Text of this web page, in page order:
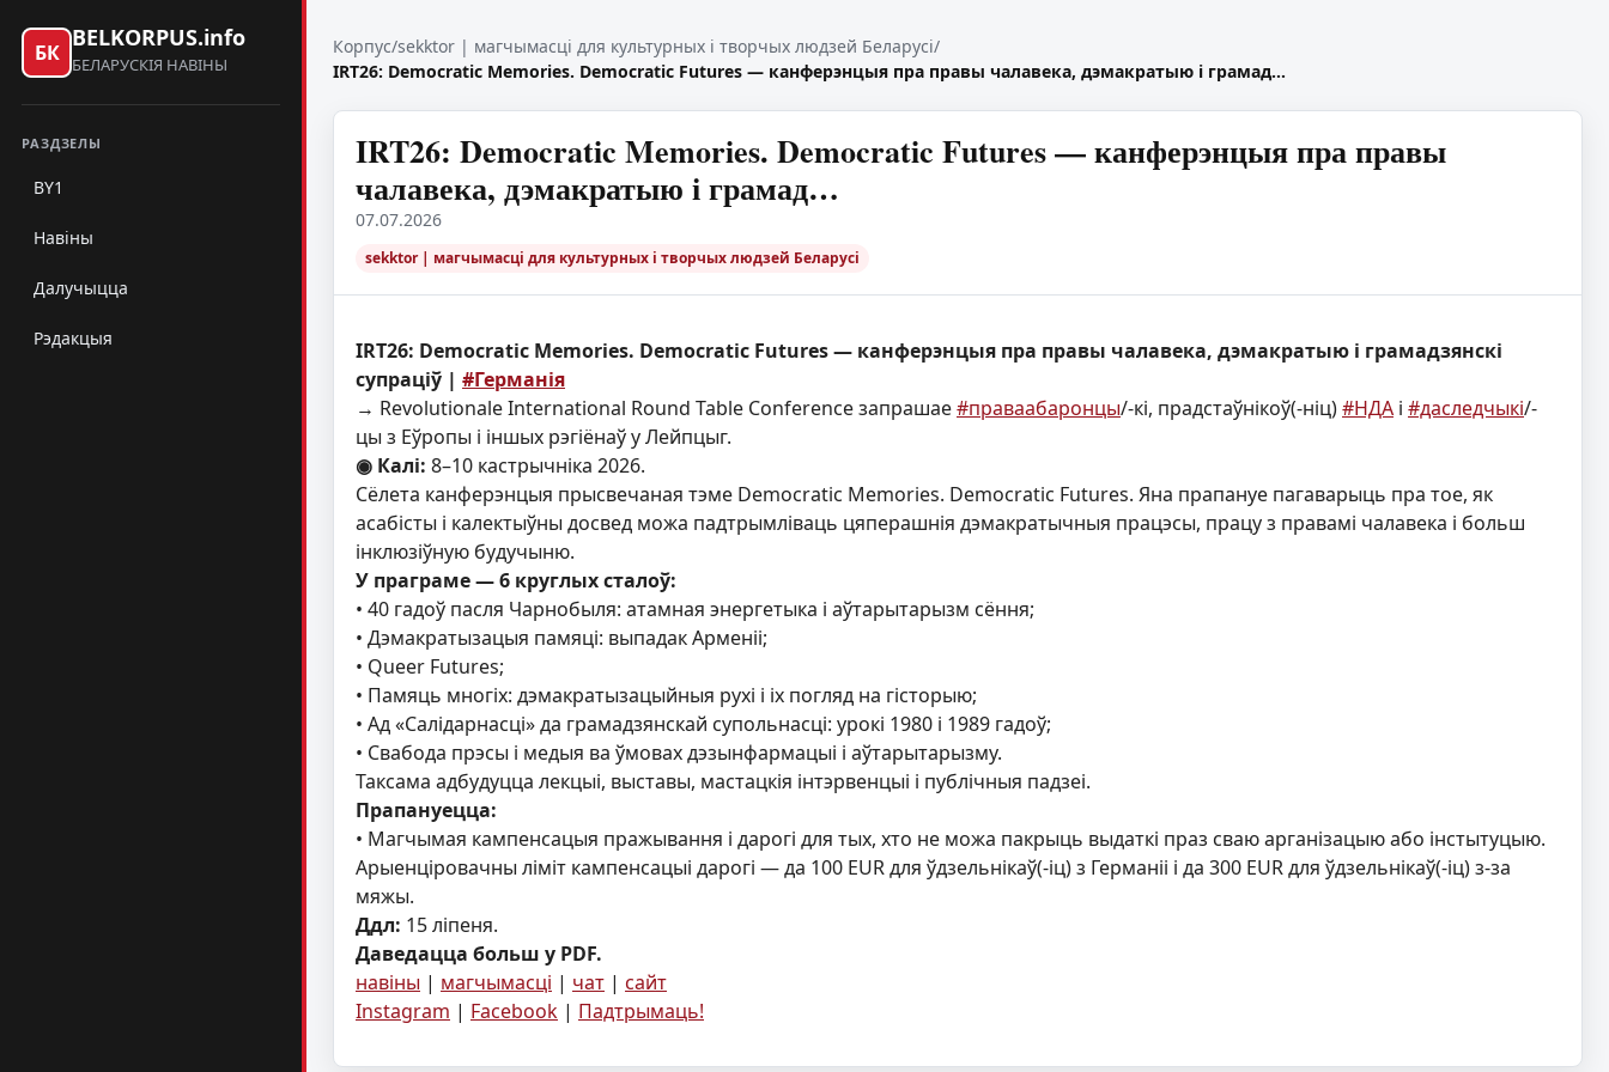
БК
BELKORPUS.info
БЕЛАРУСКІЯ НАВІНЫ
РАЗДЗЕЛЫ
BY1
Навіны
Далучыцца
Рэдакцыя
Корпус/sekktor | магчымасці для культурных і творчых людзей Беларусі/
IRT26: Democratic Memories. Democratic Futures — канферэнцыя пра правы чалавека, дэмакратыю і грамад…
IRT26: Democratic Memories. Democratic Futures — канферэнцыя пра правы
чалавека, дэмакратыю і грамад…
07.07.2026
sekktor | магчымасці для культурных і творчых людзей Беларусі
IRT26: Democratic Memories. Democratic Futures — канферэнцыя пра правы чалавека, дэмакратыю і грамадзянскі
супраціў | #Германія
→ Revolutionale International Round Table Conference запрашае#праваабаронцы/-кі, прадстаўнікоў(-ніц)#НДА і #даследчыкі/-
цы з Еўропы і іншых рэгіёнаў у Лейпцыг.
◉ Калі: 8–10 кастрычніка 2026.
Сёлета канферэнцыя прысвечаная тэме Democratic Memories. Democratic Futures. Яна прапануе пагаварыць пра тое, як
асабісты і калектыўны досвед можа падтрымліваць цяперашнія дэмакратычныя працэсы, працу з правамі чалавека і больш
інклюзіўную будучыню.
У праграме — 6 круглых сталоў:
• 40 гадоў пасля Чарнобыля: атамная энергетыка і аўтарытарызм сёння;
• Дэмакратызацыя памяці: выпадак Арменіі;
• Queer Futures;
• Памяць многіх: дэмакратызацыйныя рухі і іх погляд на гісторыю;
• Ад «Салідарнасці» да грамадзянскай супольнасці: урокі 1980 і 1989 гадоў;
• Свабода прэсы і медыя ва ўмовах дэзынфармацыі і аўтарытарызму.
Таксама адбудуцца лекцыі, выставы, мастацкія інтэрвенцыі і публічныя падзеі.
Прапануецца:
• Магчымая кампенсацыя пражывання і дарогі для тых, хто не можа пакрыць выдаткі праз сваю арганізацыю або інстытуцыю.
Арыенціровачны ліміт кампенсацыі дарогі — да 100 EUR для ўдзельнікаў(-іц) з Германіі і да 300 EUR для ўдзельнікаў(-іц) з-за
мяжы.
Ддл: 15 ліпеня.
Даведацца больш у PDF.
навіны | магчымасці | чат | сайт
Instagram | Facebook | Падтрымаць!